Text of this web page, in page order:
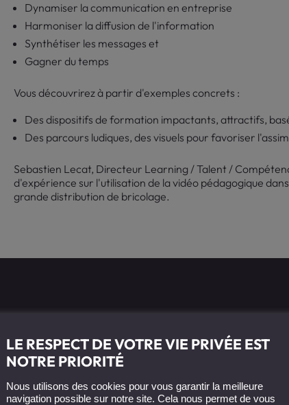
Dynamiser la communication en entreprise
Harmoniser la diffusion de l'information
Synthétiser les messages et
Gagner du temps
Vous découvrirez à partir d'exemples concrets :
Des dispositifs de formation impactants, attractifs,
Des parcours ludiques, des visuels pour favoriser
Sebastien Lecat, Directeur Learning / Talent /
d'expérience sur l'utilisation de la vidéo pédagogique
grande distribution de bricolage.
souhaitez valoriser
votre entreprise ?
LE RESPECT DE VOTRE VIE PRIVÉE EST
NOTRE PRIORITÉ
Nous utilisons des cookies pour vous garantir la meilleure
navigation possible sur notre site. Cela nous permet de vous